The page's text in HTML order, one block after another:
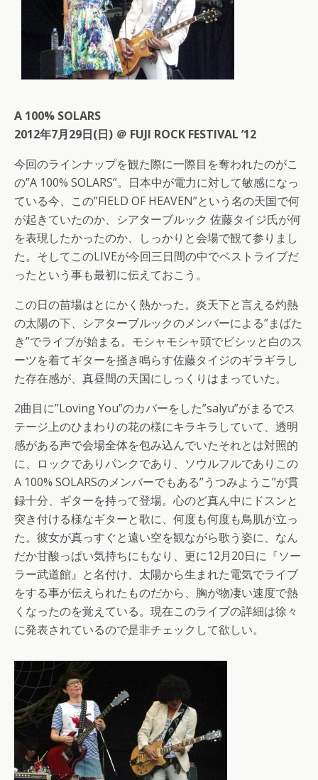
A 100% SOLARS
2012年7月29日(日) ＠ FUJI ROCK FESTIVAL ’12
今回のラインナップを観た際に一際目を奪われたのがこ
の”A 100% SOLARS”。日本中が電力に対して敏感になっ
ている今、この”FIELD OF HEAVEN”という名の天国で何
が起きていたのか、シアターブルック 佐藤タイジ氏が何
を表現したかったのか、しっかりと会場で観て参りまし
た。そしてこのLIVEが今回三日間の中でベストライブだ
ったという事も最初に伝えておこう。
この日の苗場はとにかく熱かった。炎天下と言える灼熱
の太陽の下、シアターブルックのメンバーによる”まばた
き”でライブが始まる。モシャモシャ頭でビシッと白のス
ーツを着てギターを掻き鳴らす佐藤タイジのギラギラし
た存在感が、真昼間の天国にしっくりはまっていた。
2曲目に”Loving You”のカバーをした”salyu”がまるでス
テージ上のひまわりの花の様にキラキラしていて、透明
感がある声で会場全体を包み込んでいたそれとは対照的
に、ロックでありパンクであり、ソウルフルでありこの
A 100% SOLARSのメンバーでもある”うつみようこ”が貫
録十分、ギターを持って登場。心のど真ん中にドスンと
突き付ける様なギターと歌に、何度も何度も鳥肌が立っ
た。彼女が真っすぐと遠い空を観ながら歌う姿に、なん
だか甘酸っぱい気持ちにもなり、更に12月20日に『ソー
ラー武道館』と名付け、太陽から生まれた電気でライブ
をする事が伝えられたものだから、胸が物凄い速度で熱
くなったのを覚えている。現在このライブの詳細は徐々
に発表されているので是非チェックして欲しい。